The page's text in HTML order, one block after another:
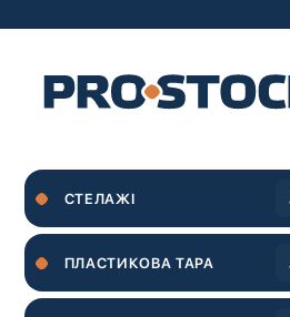
СТЕЛАЖІ
ПЛАСТИКОВА ТАРА